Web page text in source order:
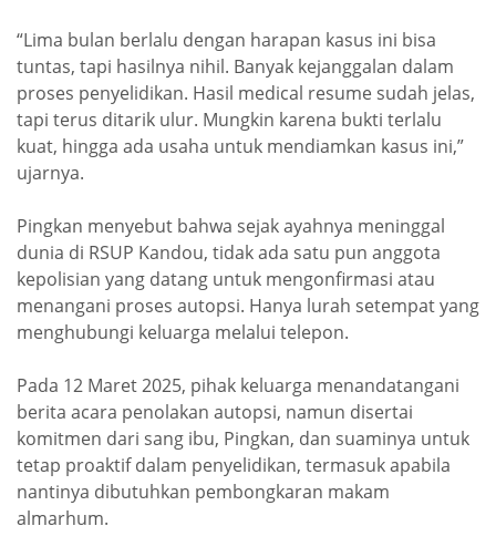
“Lima bulan berlalu dengan harapan kasus ini bisa
tuntas, tapi hasilnya nihil. Banyak kejanggalan dalam
proses penyelidikan. Hasil medical resume sudah jelas,
tapi terus ditarik ulur. Mungkin karena bukti terlalu
kuat, hingga ada usaha untuk mendiamkan kasus ini,”
ujarnya.
Pingkan menyebut bahwa sejak ayahnya meninggal
dunia di RSUP Kandou, tidak ada satu pun anggota
kepolisian yang datang untuk mengonfirmasi atau
menangani proses autopsi. Hanya lurah setempat yang
menghubungi keluarga melalui telepon.
Pada 12 Maret 2025, pihak keluarga menandatangani
berita acara penolakan autopsi, namun disertai
komitmen dari sang ibu, Pingkan, dan suaminya untuk
tetap proaktif dalam penyelidikan, termasuk apabila
nantinya dibutuhkan pembongkaran makam
almarhum.